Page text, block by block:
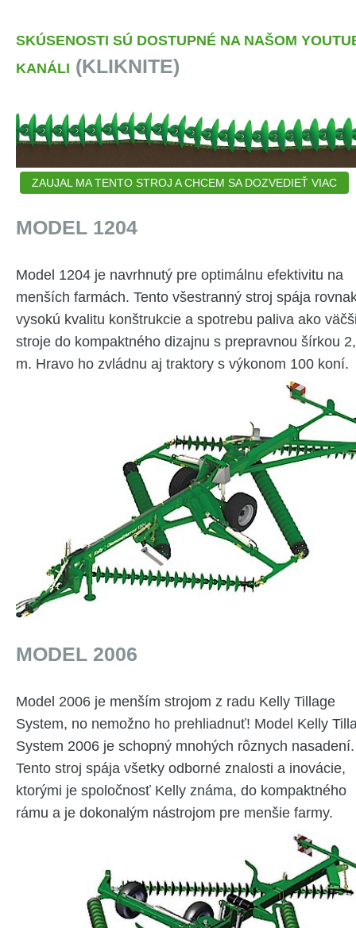
SKÚSENOSTI SÚ DOSTUPNÉ NA NAŠOM
KANÁLI (KLIKNITE)
ZAUJAL MA TENTO STROJ A CHCEM SA DOZVEDIEŤ VIAC
MODEL 1204
Model 1204 je navrhnutý pre optimálnu efektivitu na
menších farmách. Tento všestranný stroj spája
vysokú kvalitu konštrukcie a spotrebu paliva ako
stroje do kompaktného dizajnu s prepravnou šírkou
m. Hravo ho zvládnu aj traktory s výkonom 100 koní.
MODEL 2006
Model 2006 je menším strojom z radu Kelly Tillage
System, no nemožno ho prehliadnuť! Model Kelly
System 2006 je schopný mnohých rôznych nasadení.
Tento stroj spája všetky odborné znalosti a inovácie,
ktorými je spoločnosť Kelly známa, do kompaktného
rámu a je dokonalým nástrojom pre menšie farmy.